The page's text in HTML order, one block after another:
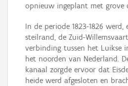
opnieuw ingeplant met grove
In de periode 1823-1826
steilrand, de Zuid-
verbinding tussen het Luikse
het noorden van Nederland.
kanaal zorgde ervoor dat
heide werd afgesloten en